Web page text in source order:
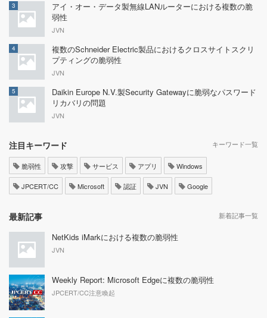
3
アイ・オー・データ製無線LANルーターにおける複数の脆
弱性
JVN
4
複数のSchneider Electric製品におけるクロスサイトスクリ
プティングの脆弱性
JVN
5
Daikin Europe N.V.製Security Gatewayに脆弱なパスワード
リカバリの問題
JVN
注目キーワード キーワード一覧
脆弱性 攻撃 サービス アプリ Windows
JPCERT/CC Microsoft 認証 JVN Google
最新記事 新着記事一覧
NetKids iMarkにおける複数の脆弱性
JVN
Weekly Report: Microsoft Edgeに複数の脆弱性
JPCERT/CC注意喚起